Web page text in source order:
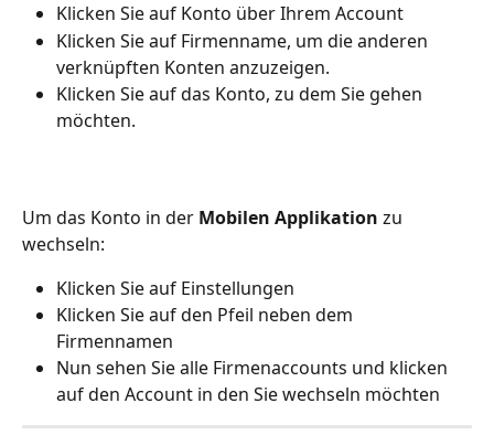
Klicken Sie auf Konto über Ihrem Account
Klicken Sie auf Firmenname, um die anderen
verknüpften Konten anzuzeigen.
Klicken Sie auf das Konto, zu dem Sie gehen
möchten.
Um das Konto in der Mobilen Applikation zu
wechseln:
Klicken Sie auf Einstellungen
Klicken Sie auf den Pfeil neben dem
Firmennamen
Nun sehen Sie alle Firmenaccounts und klicken
auf den Account in den Sie wechseln möchten